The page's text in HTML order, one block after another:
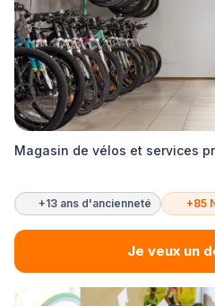
Magasin de vélos et services
+13 ans d'ancienneté +85
Je veux un